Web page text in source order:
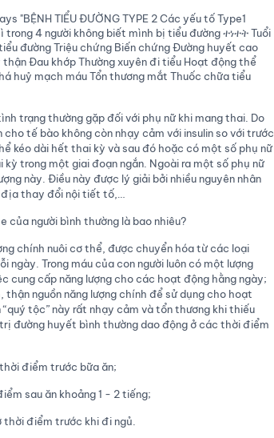
trạng thường gặp đối với phụ nữ khi mang thai. Do
tế bào không còn nhạy cảm với insulin so với trước
kéo dài hết thai kỳ và sau đó hoặc có một số phụ nữ
trong một giai đoạn ngắn. Ngoài ra một số phụ nữ
này. Điều này được lý giải bởi nhiều nguyên nhân
thay đổi nội tiết tố,…
của người bình thường là bao nhiêu?
chính nuôi cơ thể, được chuyển hóa từ các loại
ngày. Trong máu của con người luôn có một lượng
cung cấp năng lượng cho các hoạt động hằng ngày;
nguồn năng lượng chính để sử dụng cho hoạt
tộc” này rất nhạy cảm và tổn thương khi thiếu
đường huyết bình thường dao động ở các thời điểm
điểm trước bữa ăn;
sau ăn khoảng 1 - 2 tiếng;
điểm trước khi đi ngủ.